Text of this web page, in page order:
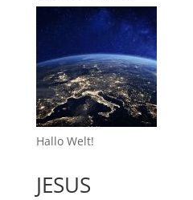
Hallo Welt!
JESUS